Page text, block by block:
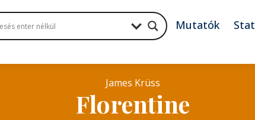
Mutatók Stat
James Krüss
Florentine